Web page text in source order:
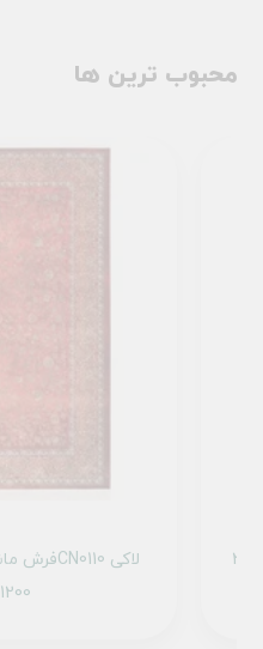
محبوب ترین ها
1200 شانه
فرش ماشینی میراث کد 25NM0000 خزه ای